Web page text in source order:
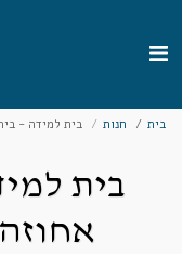
בית חנות בית למידה - בית
בית